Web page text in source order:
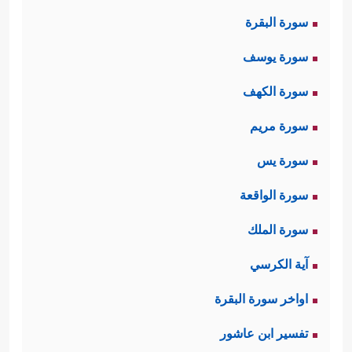
والتزوُّد بذِكرِ الله وإدامة الصلة به، ولِين
القولِ مع فرعون رجاء تليِين قلبه،
فالقول الليِّن أدعى للقبول ومواصلة
الحوار، وهو عُدَّة الداعي في مخاطبة
الناس والتواصل معهم.
ثانيًا: أعرب موسى وهارون عن خوفهما
من فرعون
أَوۡ أَن یَطۡغَىٰ﴾
المألوف من سلوك البشر، وليس في
هذا منقَصَة لهما
سورة البقرة
سورة يوسف
سورة الكهف
سورة مريم
سورة يس
سورة الواقعة
سورة الملك
آية الكرسي
اواخر سورة البقرة
تفسير ابن عاشور